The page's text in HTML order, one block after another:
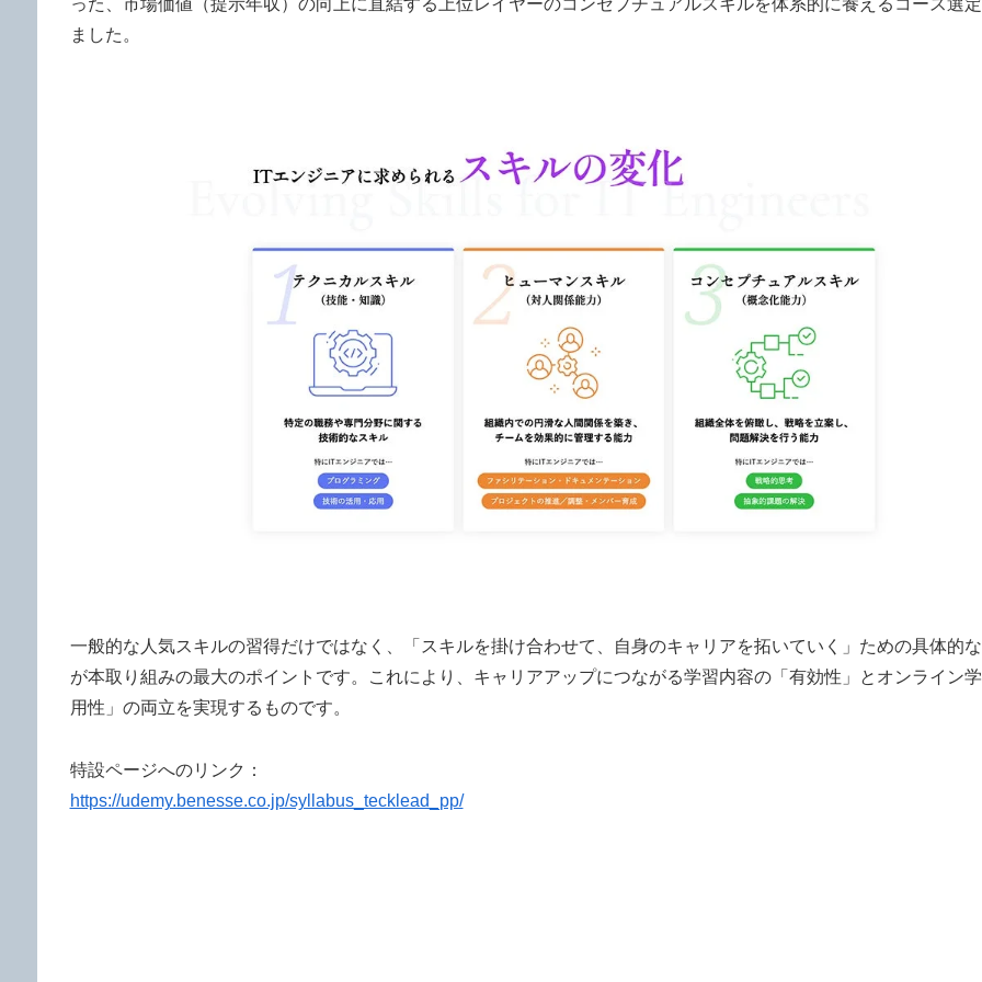
ました。
一般的な人気スキルの習得だけではなく、「スキルを掛け合わせて、自身のキャリアを拓いていく」ための具体的
が本取り組みの最大のポイントです。これにより、キャリアアップにつながる学習内容の「有効性」とオンライン
用性」の両立を実現するものです。
特設ページへのリンク：
https://udemy.benesse.co.jp/syllabus_tecklead_pp/